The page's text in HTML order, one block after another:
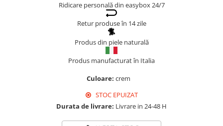
Ridicare personală din easybox 24/7
Retur produse în 14 zile
Produs din piele naturală
Produs manufacturat în Italia
Culoare: crem
STOC EPUIZAT
Durata de livrare: Livrare in 24-48 H